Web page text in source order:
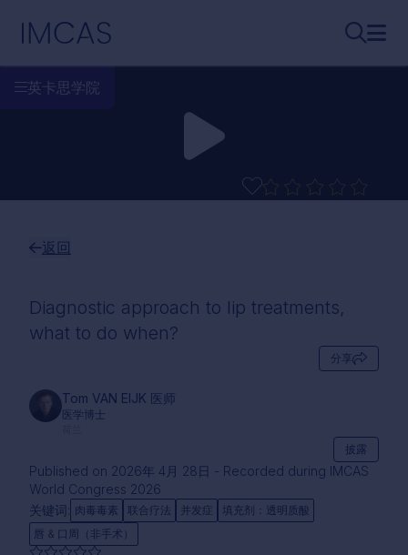
IMCAS
搜索...打开
英卡思学院
返回
Diagnostic approach to lip treatments,
what to do when?
分享
Tom VAN EIJK 医师
医学博士
披露
Published on 2026年 4月 28日 - Recorded during IMCAS
World Congress 2026
关键词: 肉毒毒素 联合疗法 并发症
填充剂：透明质酸
唇 & 口周（非手术）